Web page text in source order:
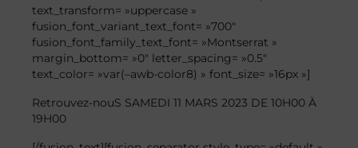
text_transform= »uppercase »
fusion_font_variant_text_font= »700″
fusion_font_family_text_font= »Montserrat »
margin_bottom= »0″ letter_spacing= »0.5″
text_color= »var(–awb-color8) » font_size= »16px »]
Retrouvez-nouS SAMEDI 11 MARS 2023 DE 10H00 À
19H00